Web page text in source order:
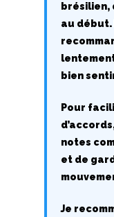
au début.
bien
Pour
notes
et de
Je